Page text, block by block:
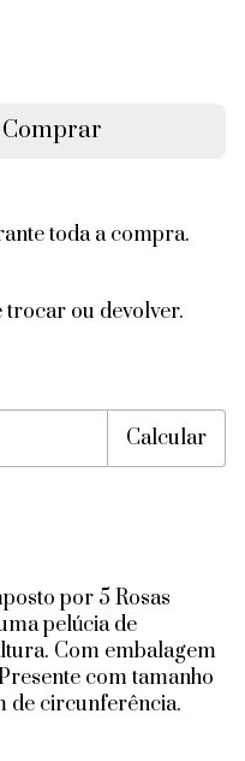
toda a compra.
trocar ou devolver.
Calcular
por 5 Rosas
pelúcia de
Com embalagem
com tamanho
de circunferência.